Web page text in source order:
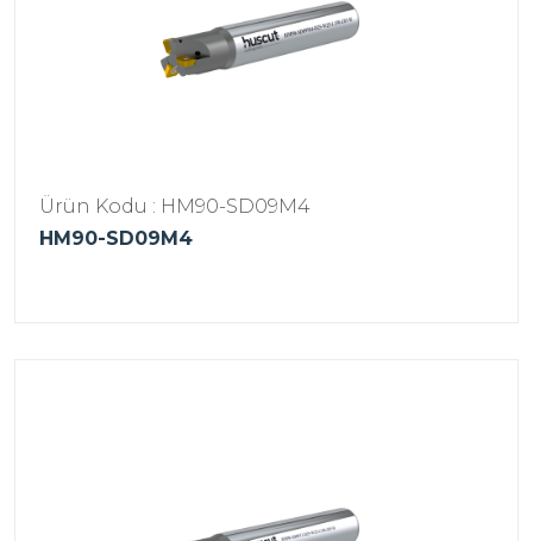
Ürün Kodu : HM90-SD09M4
HM90-SD09M4